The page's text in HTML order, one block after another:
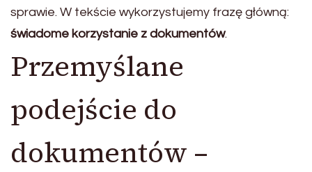
sprawie. W tekście wykorzystujemy frazę główną:
świadome korzystanie z dokumentów.
Przemyślane
podejście do
dokumentów –